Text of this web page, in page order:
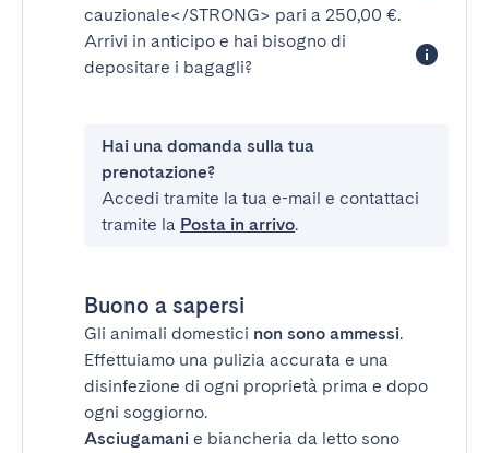
cauzionale</STRONG> pari a 250,00 €.
Arrivi in anticipo e hai bisogno di
depositare i bagagli?
Hai una domanda sulla tua
prenotazione?
Accedi tramite la tua e-mail e contattaci
tramite la Posta in arrivo.
Buono a sapersi
Gli animali domestici non sono ammessi.
Effettuiamo una pulizia accurata e una
disinfezione di ogni proprietà prima e dopo
ogni soggiorno.
Asciugamani e biancheria da letto sono